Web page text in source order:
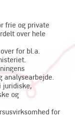
frie og private
over hele
for bl.a.
analysearbejde.
juridiske,
og
for